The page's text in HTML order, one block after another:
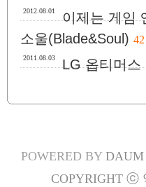
2012.08.01
이제는 게임
소울(Blade&Soul) 42
2011.08.03 LG 옵티머스
POWERED BY DAUM
COPYRIGHT ⓒ